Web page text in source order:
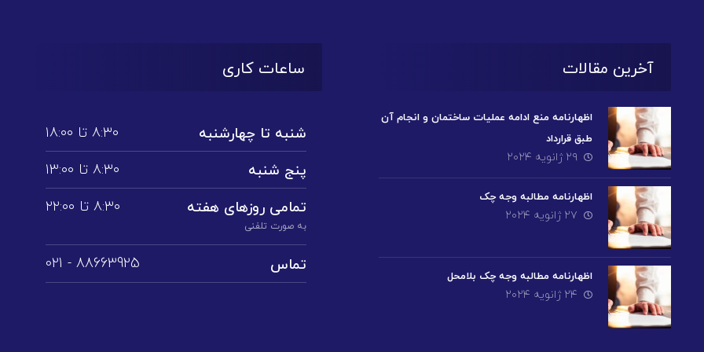
آخرین مقالات
اظهارنامه منع ادامه عملیات ساختمان و انجام آن
طبق قرارداد
۲۹ ژانویه ۲۰۲۴
اظهارنامه مطالبه وجه چک
۲۷ ژانویه ۲۰۲۴
اظهارنامه مطالبه وجه چک بلامحل
۲۴ ژانویه ۲۰۲۴
ساعات کاری
شنبه تا چهارشنبه
۸:۳۰ تا ۱۸:۰۰
پنج شنبه
۸:۳۰ تا ۱3:۰۰
تمامی روز‌های هفته
به صورت تلفنی
۸:۳۰ تا ۲۲:۰۰
تماس 88663925 - 021